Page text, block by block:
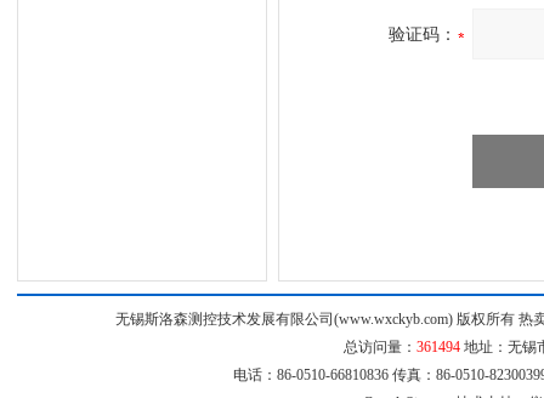
验证码：
无锡斯洛森测控技术发展有限公司(www.wxckyb.com) 版权所有
总访问量： 361494 地址：无锡
电话：86-0510-66810836 传真：86-0510-